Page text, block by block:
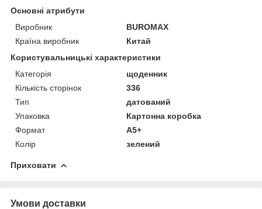
Основні атрибути
Виробник
BUROMAX
Країна виробник
Китай
Користувальницькі характеристики
Категорія
щоденник
Кількість сторінок
336
Тип
датований
Упаковка
Картонна коробка
Формат
А5+
Колір
зелений
Приховати
Умови доставки